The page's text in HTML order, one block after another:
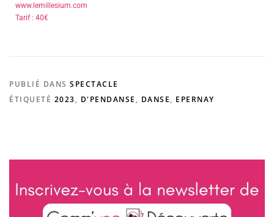
www.lemillesium.com
Tarif : 40€
PUBLIÉ DANS SPECTACLE
ÉTIQUETÉ 2023, D'PENDANSE , DANSE, EPERNAY